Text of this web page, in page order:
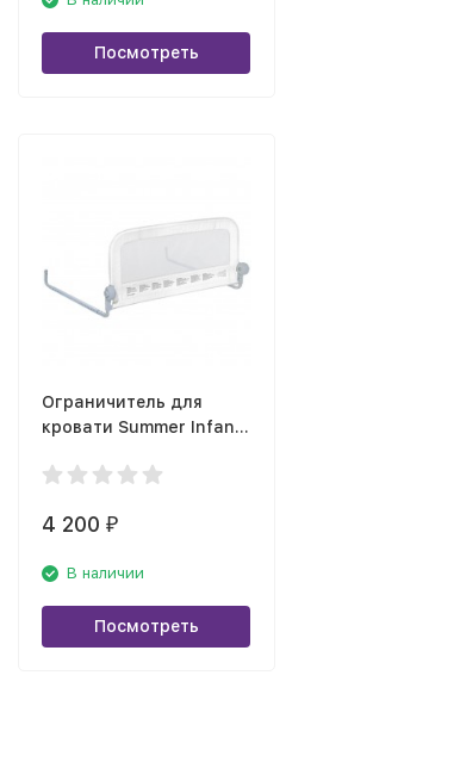
Посмотреть
Ограничитель для
кровати Summer Infant
белый
4 200 ₽
В наличии
Посмотреть